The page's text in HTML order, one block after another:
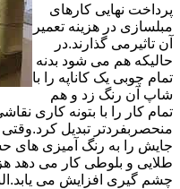
پرداخت نهایی کارهای
مبلسازی در هزینه تعمیر
آن تاثیرمی گذارند.در
حالیکه هم می شود بدنه
تمام چوبی یک کاناپه را با
شاپ آن رنگ زد و هم
تمام کار را با بتونه کاری
منحصربفردتر تبدیل کرد.وقتی
جایش را به رنگ آمیزی های
طلایی و بلوطی کار می دهد
چشم گیری افزایش می